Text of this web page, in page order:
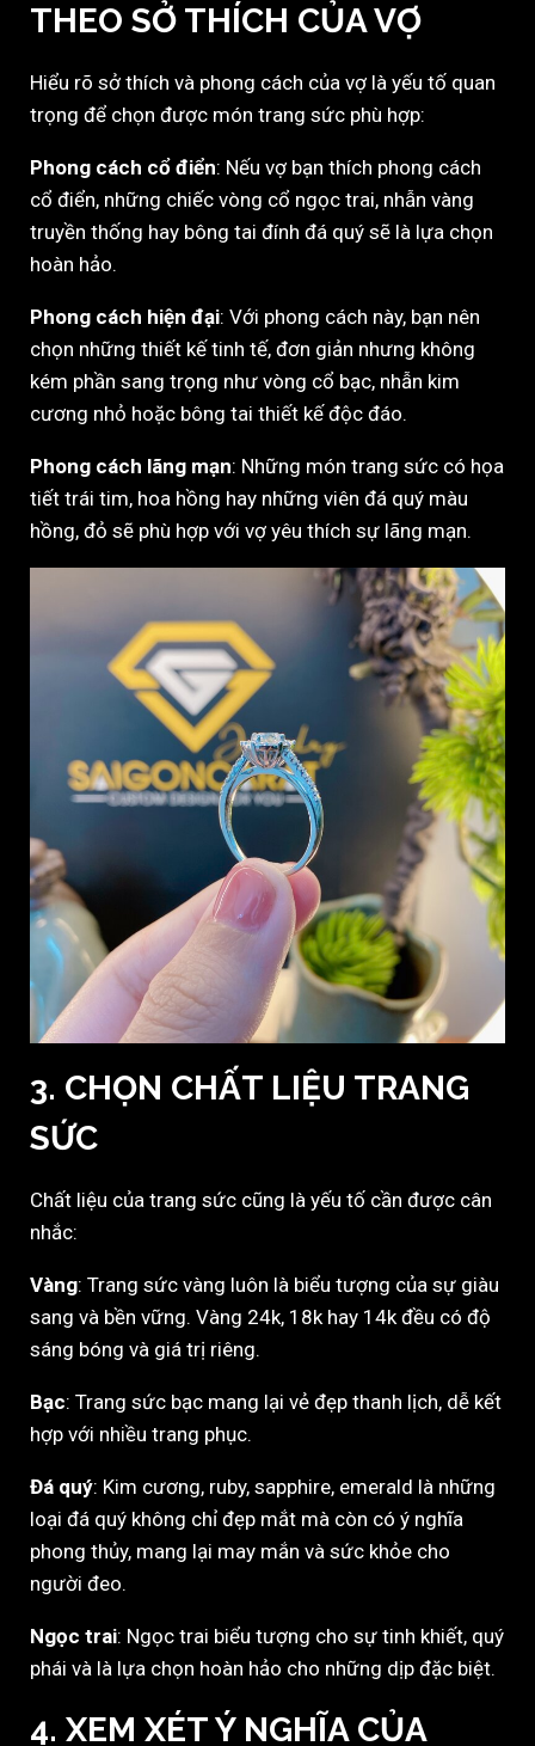
THEO SỞ THÍCH CỦA VỢ
Hiểu rõ sở thích và phong cách của vợ là yếu tố quan
trọng để chọn được món trang sức phù hợp:
Phong cách cổ điển: Nếu vợ bạn thích phong cách
cổ điển, những chiếc vòng cổ ngọc trai, nhẫn vàng
truyền thống hay bông tai đính đá quý sẽ là lựa chọn
hoàn hảo.
Phong cách hiện đại: Với phong cách này, bạn nên
chọn những thiết kế tinh tế, đơn giản nhưng không
kém phần sang trọng như vòng cổ bạc, nhẫn kim
cương nhỏ hoặc bông tai thiết kế độc đáo.
Phong cách lãng mạn: Những món trang sức có họa
tiết trái tim, hoa hồng hay những viên đá quý màu
hồng, đỏ sẽ phù hợp với vợ yêu thích sự lãng mạn.
3. CHỌN CHẤT LIỆU TRANG
SỨC
Chất liệu của trang sức cũng là yếu tố cần được cân
nhắc:
Vàng: Trang sức vàng luôn là biểu tượng của sự giàu
sang và bền vững. Vàng 24k, 18k hay 14k đều có độ
sáng bóng và giá trị riêng.
Bạc: Trang sức bạc mang lại vẻ đẹp thanh lịch, dễ kết
hợp với nhiều trang phục.
Đá quý: Kim cương, ruby, sapphire, emerald là những
loại đá quý không chỉ đẹp mắt mà còn có ý nghĩa
phong thủy, mang lại may mắn và sức khỏe cho
người đeo.
Ngọc trai: Ngọc trai biểu tượng cho sự tinh khiết, quý
phái và là lựa chọn hoàn hảo cho những dịp đặc biệt.
4. XEM XÉT Ý NGHĨA CỦA